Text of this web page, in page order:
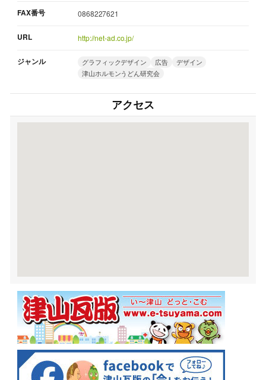
FAX番号 0868227621
URL http://net-ad.co.jp/
ジャンル グラフィックデザイン 広告
デザイン
津山ホルモンうどん研究会
アクセス